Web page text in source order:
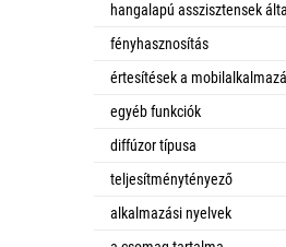
hangalapú asszisztensek
fényhasznosítás
értesítések a
egyéb funkciók
diffúzor típusa
teljesítménytényező
alkalmazási nyelvek